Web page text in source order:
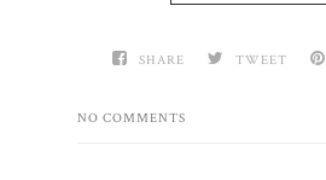
SHARE TWEET
NO COMMENTS